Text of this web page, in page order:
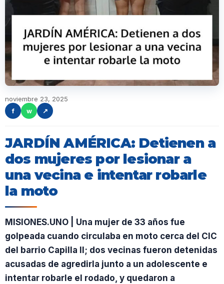
noviembre 23, 2025
f
w ↗
JARDÍN AMÉRICA: Detienen a
dos mujeres por lesionar a
una vecina e intentar robarle
la moto
MISIONES.UNO | Una mujer de 33 años fue
golpeada cuando circulaba en moto cerca del CIC
del barrio Capilla II; dos vecinas fueron detenidas
acusadas de agredirla junto a un adolescente e
intentar robarle el rodado, y quedaron a